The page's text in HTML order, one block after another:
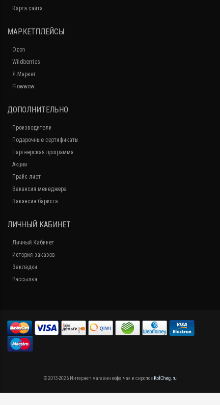
Карта сайта
МАРКЕТПЛЕЙСЫ
Ozon
Wildberries
Я.Маркет
Flowwow
ДОПОЛНИТЕЛЬНО
Производители
Подарочные сертификаты
Партнерская программа
Акции
Прайс-лист
Вакансия менеджера
Вакансия бариста
ЛИЧНЫЙ КАБИНЕТ
Личный Кабинет
История заказов
Закладки
Рассылка
© 2013-2026 Интернет магазин кофе, чая и сиропов KofCheg.ru